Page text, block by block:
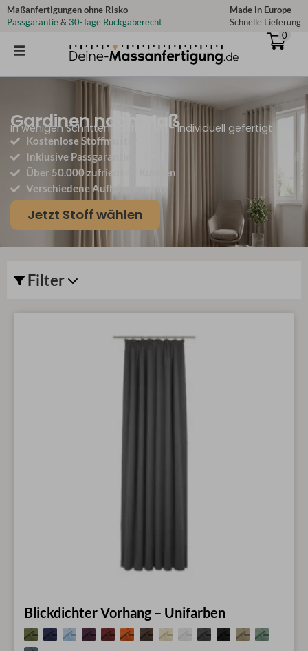
Zum
Inhalt
Maßanfertigungen ohne Risko
Passgarantie& 30-Tage Rückgaberecht
Made in Europe
Schnelle Lieferung
0
Gardinen nach Maß
In wenigen Schritten konfiguriert- Individuell gefertigt
Kostenlose Stoffmuster
Inklusive Passgarantie
Über 50.000 zufriedene Kunden
Verschiedene Aufhängungen
Jetzt Stoff wählen
Filter
Blickdichter Vorhang – Unifarben